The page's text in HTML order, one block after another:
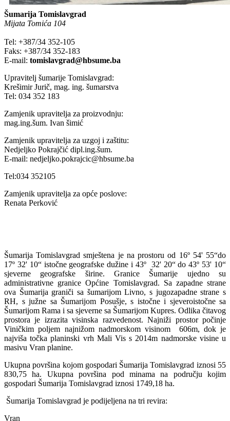
Šumarija Tomislavgrad
Mijata Tomića 104
Tel: +387/34 352-105
Faks: +387/34 352-183
E-mail: tomislavgrad@hbsume.ba
Upravitelj šumarije Tomislavgrad:
Krešimir Jurič, mag. ing. šumarstva
Tel: 034 352 183
Zamjenik upravitelja za proizvodnju:
mag.ing.šum. Ivan šimić
Zamjenik upravitelja za uzgoj i zaštitu:
Nedjeljko Pokrajčić dipl.ing.šum.
E-mail: nedjeljko.pokrajcic@hbsume.ba
Tel:034 352105
Zamjenik upravitelja za opće poslove:
Renata Perković
Šumarija Tomislavgrad smještena je na prostoru od 16º 54' 55“do
17º 32' 10“ istočne geografske dužine i 43º 32' 20“ do 43º 53' 10“
sjeverne geografske širine. Granice Šumarije ujedno su
administrativne granice Općine Tomislavgrad. Sa zapadne strane
ova Šumarija graniči sa šumarijom Livno, s jugozapadne strane s
RH, s južne sa Šumarijom Posušje, s istočne i sjeveroistočne sa
Šumarijom Rama i sa sjeverne sa Šumarijom Kupres. Odlika čitavog
prostora je izrazita visinska razvedenost. Najniži prostor počinje
Viničkim poljem najnižom nadmorskom visinom
606m, dok je
najviša točka planinski vrh Mali Vis s 2014m nadmorske visine u
masivu Vran planine.
Ukupna površina kojom gospodari Šumarija Tomislavgrad iznosi 55
830,75 ha. Ukupna površina pod minama na području kojim
gospodari Šumarija Tomislavgrad iznosi 1749,18 ha.
Šumarija Tomislavgrad je podijeljena na tri revira:
Vran